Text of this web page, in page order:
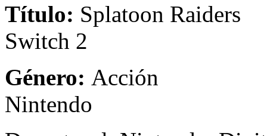
Título: Splatoon
Switch 2
Género:
Nintendo